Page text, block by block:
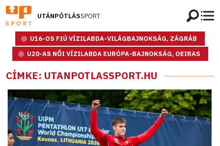
UTÁNPÓTLÁSSPORT
U16-OS FIÚ VÍZILABDA-VILÁGBAJNOKSÁG, ZÁGRÁB
U20-AS NŐI VÍZILABDA EURÓPA-BAJNOKSÁG, OEIRAS
CÍMKE: UTANPOTLASSPORT.HU